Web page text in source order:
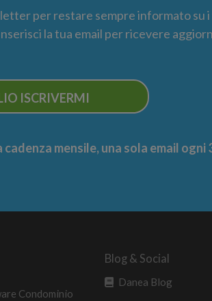
per restare sempre informato su i
la tua email per ricevere
ISCRIVERMI
mensile, una sola email ogni
Condominio
Blog & Social
Danea Blog